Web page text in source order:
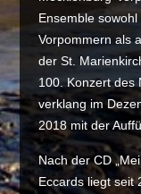
Ensemble
Vorpommern als
der St.
100. Konzert des
verklang im
2018 mit der
Nach der CD
Eccards liegt seit